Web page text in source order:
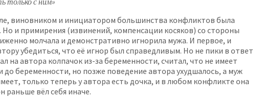
виновником и инициатором большинства конфликтов была
и примирения (извинений, компенсации косяков) со стороны
молчала и демонстративно игнорила мужа. И первое, и
убедиться, что её игнор был справедливым. Но не пики в ответ
на автора колпачок из-за беременности, считал, что не имеет
беременности, но позже поведение автора ухудшалось, а муж
только теперь у автора есть дочка, и в любом конфликте она
раньше вёл себя иначе.